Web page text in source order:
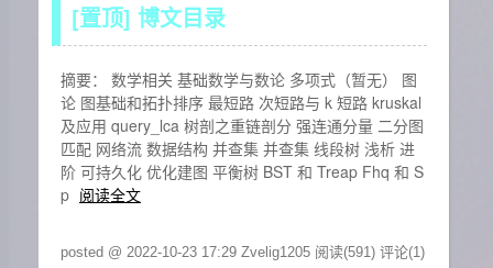
[置顶] 博文目录
摘要： 数学相关 基础数学与数论 多项式（暂无） 图
论 图基础和拓扑排序 最短路 次短路与 k 短路 kruskal
及应用 query_lca 树剖之重链剖分 强连通分量 二分图
匹配 网络流 数据结构 并查集 并查集 线段树 浅析 进
阶 可持久化 优化建图 平衡树 BST 和 Treap Fhq 和 S
p 阅读全文
posted @ 2022-10-23 17:29 Zvelig1205 阅读(591) 评论(1)